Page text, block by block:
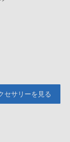
セサリーを見る